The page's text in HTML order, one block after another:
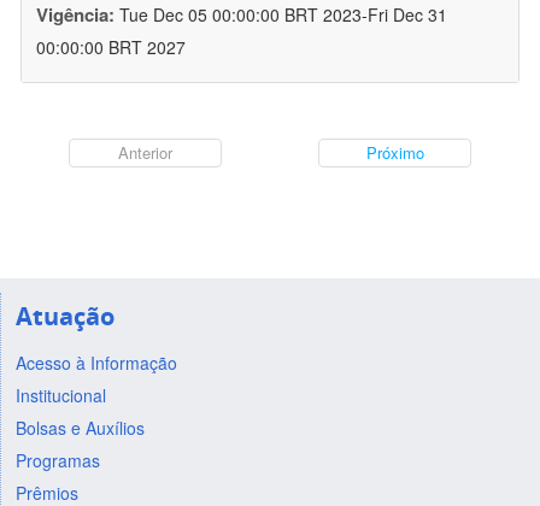
Vigência: Tue Dec 05 00:00:00 BRT 2023-Fri Dec 31
00:00:00 BRT 2027
Anterior Próximo
Atuação
Acesso à Informação
Institucional
Bolsas e Auxílios
Programas
Prêmios